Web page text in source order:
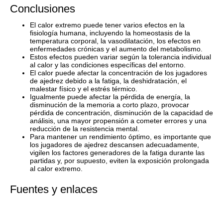
Conclusiones
El calor extremo puede tener varios efectos en la
fisiología humana, incluyendo la homeostasis de la
temperatura corporal, la vasodilatación, los efectos en
enfermedades crónicas y el aumento del metabolismo.
Estos efectos pueden variar según la tolerancia individual
al calor y las condiciones específicas del entorno.
El calor puede afectar la concentración de los jugadores
de ajedrez debido a la fatiga, la deshidratación, el
malestar físico y el estrés térmico.
Igualmente puede afectar la pérdida de energía, la
disminución de la memoria a corto plazo, provocar
pérdida de concentración, disminución de la capacidad de
análisis, una mayor propensión a cometer errores y una
reducción de la resistencia mental.
Para mantener un rendimiento óptimo, es importante que
los jugadores de ajedrez descansen adecuadamente,
vigilen los factores generadores de la fatiga durante las
partidas y, por supuesto, eviten la exposición prolongada
al calor extremo.
Fuentes y enlaces